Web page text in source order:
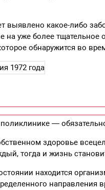
выявлено какое-либо
на уже более тщательное
обнаружится во
—
здоровье
тогда и жизнь
находится